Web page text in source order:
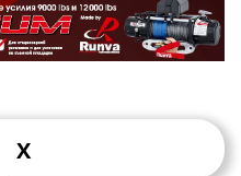
X